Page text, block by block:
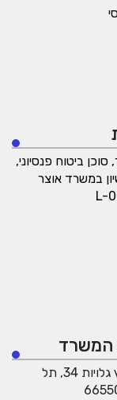
סוכן ביטוח פנסיוני,
במשרד אוצר
L-
המשרד
34, תל